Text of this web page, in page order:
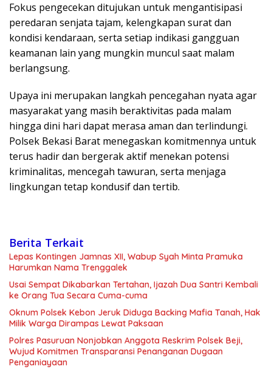
Fokus pengecekan ditujukan untuk mengantisipasi
peredaran senjata tajam, kelengkapan surat dan
kondisi kendaraan, serta setiap indikasi gangguan
keamanan lain yang mungkin muncul saat malam
berlangsung.
Upaya ini merupakan langkah pencegahan nyata agar
masyarakat yang masih beraktivitas pada malam
hingga dini hari dapat merasa aman dan terlindungi.
Polsek Bekasi Barat menegaskan komitmennya untuk
terus hadir dan bergerak aktif menekan potensi
kriminalitas, mencegah tawuran, serta menjaga
lingkungan tetap kondusif dan tertib.
Berita Terkait
Lepas Kontingen Jamnas XII, Wabup Syah Minta Pramuka
Harumkan Nama Trenggalek
Usai Sempat Dikabarkan Tertahan, Ijazah Dua Santri Kembali
ke Orang Tua Secara Cuma-cuma
Oknum Polsek Kebon Jeruk Diduga Backing Mafia Tanah, Hak
Milik Warga Dirampas Lewat Paksaan
Polres Pasuruan Nonjobkan Anggota Reskrim Polsek Beji,
Wujud Komitmen Transparansi Penanganan Dugaan
Penganiayaan